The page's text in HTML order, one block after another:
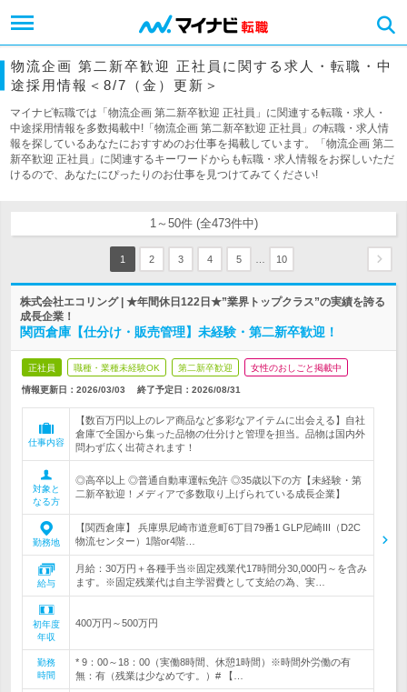
物流企画 第二新卒歓迎 正社員に関する求人・転職・中
途採用情報＜8/7（金）更新＞
マイナビ転職では「物流企画 第二新卒歓迎 正社員」に関連する転職・求人・
中途採用情報を多数掲載中!「物流企画 第二新卒歓迎 正社員」の転職・求人情
報を探しているあなたにおすすめのお仕事を掲載しています。「物流企画 第二
新卒歓迎 正社員」に関連するキーワードからも転職・求人情報をお探しいただ
けるので、あなたにぴったりのお仕事を見つけてみてください!
1～50件 (全473件中)
1 2 3 4 5 10
株式会社エコリング | ★年間休日122日★”業界トップクラス”の実績を誇る
成長企業！
関西倉庫【仕分け・販売管理】未経験・第二新卒歓迎！
正社員 職種・業種未経験OK 第二新卒歓迎 女性のおしごと掲載中
情報更新日：2026/03/03 終了予定日： 2026/08/31
仕事内容
【数百万円以上のレア商品など多彩なアイテムに出会える】自社
倉庫で全国から集った品物の仕分けと管理を担当。品物は国内外
問わず広く出荷されます！
対象と
なる方
◎高卒以上 ◎普通自動車運転免許 ◎35歳以下の方【未経験・第
二新卒歓迎！メディアで多数取り上げられている成長企業】
勤務地
【関西倉庫】 兵庫県尼崎市道意町6丁目79番1 GLP尼崎III（D2C
物流センター）1階or4階…
給与
月給：30万円＋各種手当※固定残業代17時間分30,000円～を含み
ます。※固定残業代は自主学習費として支給の為、実…
初年度
年収
400万円～500万円
勤務
時間
* 9：00～18：00（実働8時間、休憩1時間）※時間外労働の有
無：有（残業は少なめです。）# 【…